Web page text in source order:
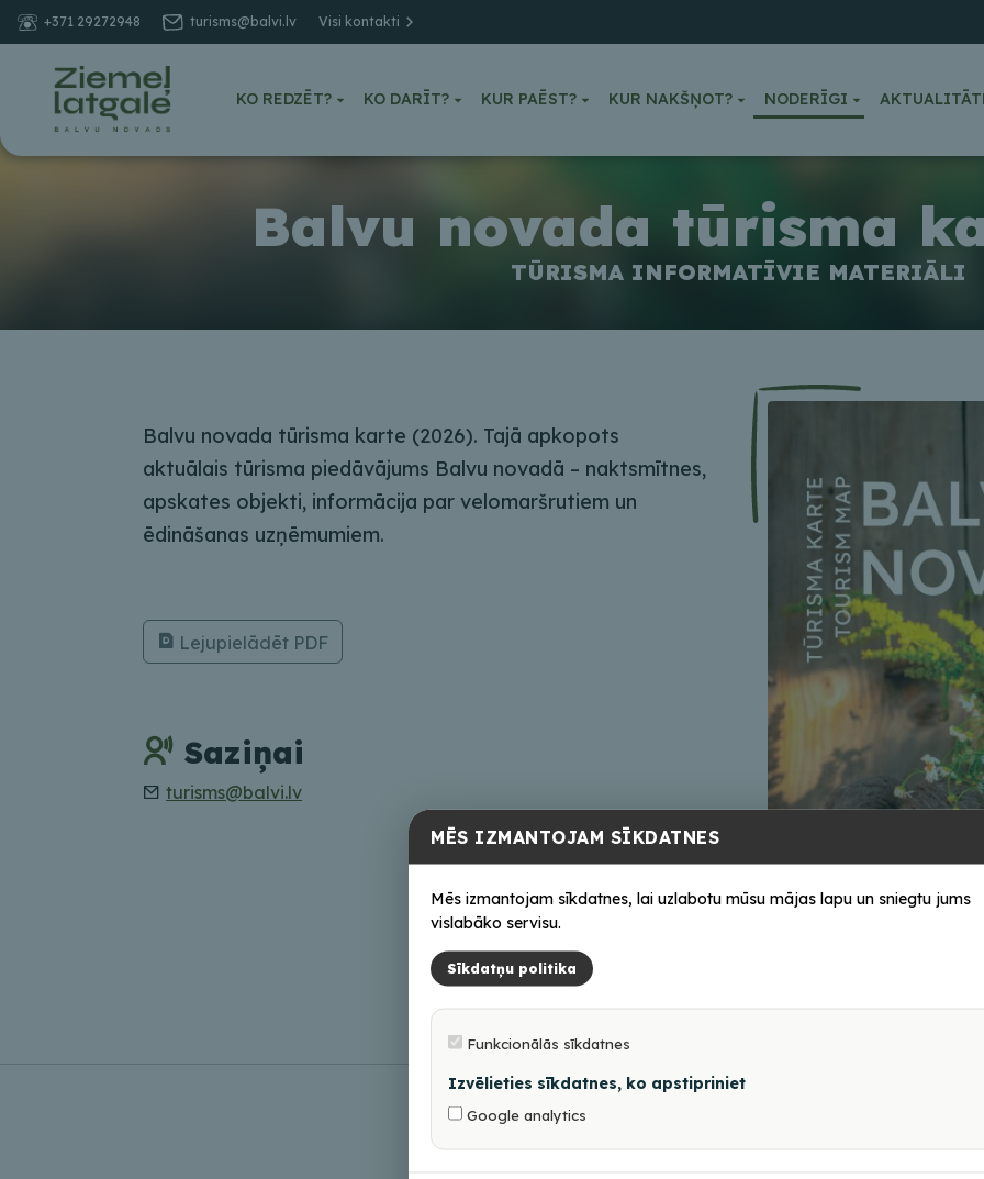
+371 29272948 turisms@balvi.lv Visi kontakti
KO REDZĒT? KO DARĪT? KUR PAĒST? KUR NAKŠŅOT? NODERĪGI
Balvu novada tūrisma
TŪRISMA INFORMATĪVIE MATERIĀLI
Balvu novada tūrisma karte (2026). Tajā apkopots
aktuālais tūrisma piedāvājums Balvu novadā – naktsmītnes,
apskates objekti, informācija par velomaršrutiem un
ēdināšanas uzņēmumiem.
Lejupielādēt PDF
Saziņai
turisms@balvi.lv
MĒS IZMANTOJAM SĪKDATNES
Mēs izmantojam sīkdatnes, lai uzlabotu mūsu mājas lapu un sniegtu jums
vislabāko servisu.
Sīkdatņu politika
Funkcionālās sīkdatnes
Izvēlieties sīkdatnes, ko apstipriniet
Google analytics